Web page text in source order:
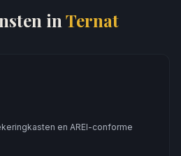
in Ternat
en AREI-conforme